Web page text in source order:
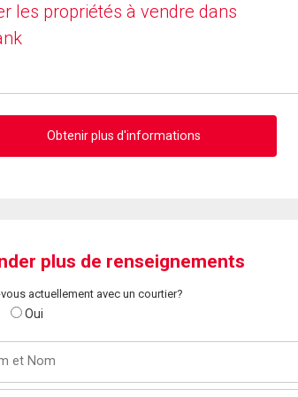
les propriétés à vendre dans
Obtenir plus d'informations
plus de renseignements
actuellement avec un courtier?
Oui